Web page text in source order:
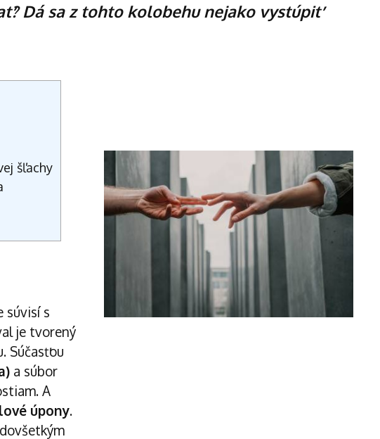
Dá sa z tohto kolobehu nejako vystúpiť
šľachy
súvisí s
je tvorený
Súčasťou
a súbor
A
úpony.